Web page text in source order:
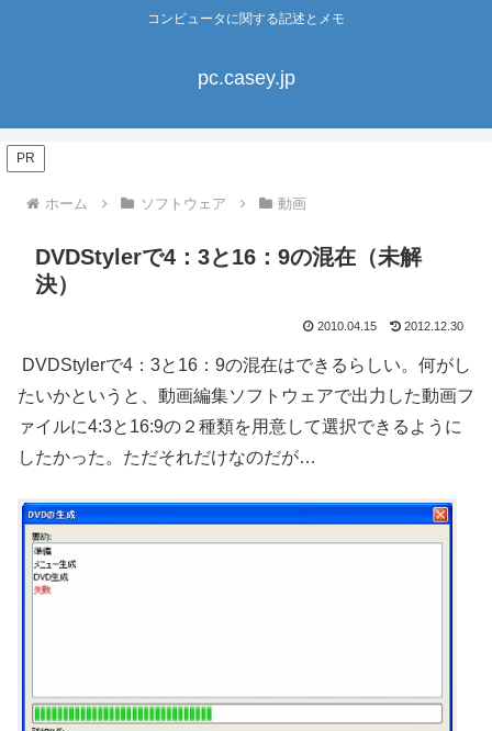
コンピュータに関する記述とメモ
pc.casey.jp
PR
ホーム ソフトウェア 動画
DVDStylerで4：3と16：9の混在（未解
決）
2010.04.15 2012.12.30
DVDStylerで4：3と16：9の混在はできるらしい。何がし
たいかというと、動画編集ソフトウェアで出力した動画フ
ァイルに4:3と16:9の２種類を用意して選択できるように
したかった。ただそれだけなのだが…